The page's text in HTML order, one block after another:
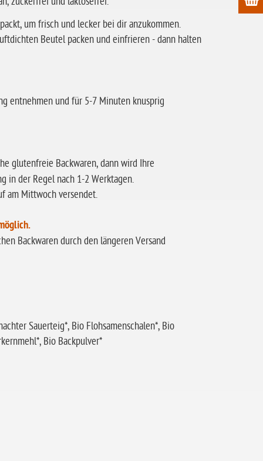
um frisch und lecker bei dir anzukommen.
Beutel packen und einfrieren - dann halten
entnehmen und für 5-7 Minuten knusprig
glutenfreie Backwaren, dann wird Ihre
in der Regel nach 1-2 Werktagen.
am Mittwoch versendet.
Backwaren durch den längeren Versand
Sauerteig*, Bio Flohsamenschalen*, Bio
Bio Backpulver*